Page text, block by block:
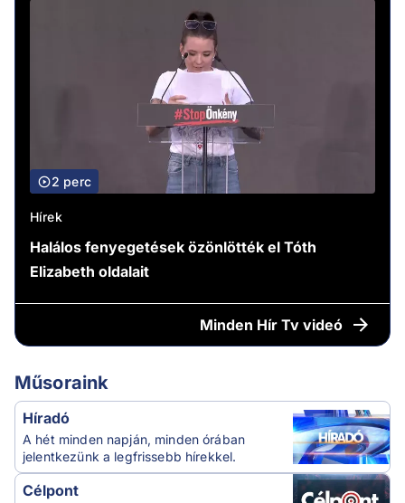
2 perc
Hírek
Halálos fenyegetések özönlötték el Tóth
Elizabeth oldalait
Minden Hír Tv videó
Műsoraink
Híradó
A hét minden napján, minden órában
jelentkezünk a legfrissebb hírekkel.
Célpont